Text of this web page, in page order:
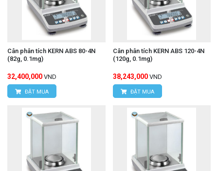
Cân phân tích KERN ABS 80-4N
(82g, 0.1mg)
32,400,000 VND
ĐẶT MUA
Cân phân tích KERN ABS 120-4N
(120g, 0.1mg)
38,243,000 VND
ĐẶT MUA